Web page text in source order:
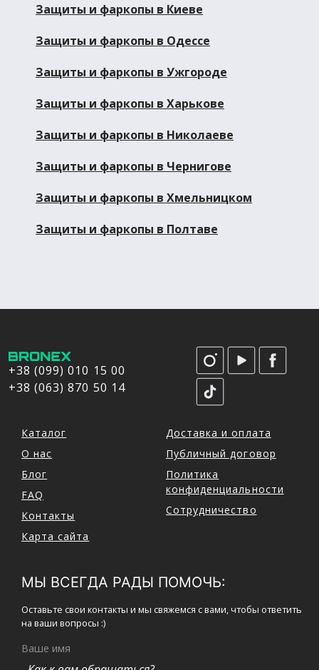
Защиты и фаркопы в Киеве
Защиты и фаркопы в Одессе
Защиты и фаркопы в Ужгороде
Защиты и фаркопы в Харькове
Защиты и фаркопы в Николаеве
Защиты и фаркопы в Чернигове
Защиты и фаркопы в Хмельницком
Защиты и фаркопы в Полтаве
+38 (099) 010 15 00
+38 (063) 870 50 14
Каталог
О нас
Блог
FAQ
Контакты
Карта сайта
Доставка и оплата
Публичный договор
Политика
конфиденциальности
Сотрудничество
МЫ ВСЕГДА РАДЫ ПОМОЧЬ:
Оставьте свои контакты и мы свяжемся с вами, чтобы ответить
на ваши вопросы :)
Ваше имя